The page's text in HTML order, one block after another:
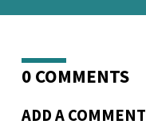
0 COMMENTS
ADD A COMMENT